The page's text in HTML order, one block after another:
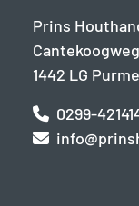
Prins
1442 LG
0299-